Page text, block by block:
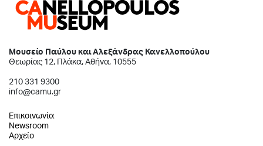
Μουσείο Παύλου και Αλεξάνδρας Κανελλοπούλου
Θεωρίας 12, Πλάκα, Αθήνα, 10555
210 331 9300
info@camu.gr
Επικοινωνία
Newsroom
Αρχείο